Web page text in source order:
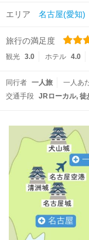
エリア 名古屋(愛知)
旅行の満足度
観光 3.0 ホテル 4.0
同行者 一人旅 一人あ
交通手段 JRローカル 徒